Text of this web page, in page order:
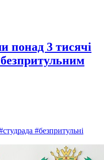
понад 3 тисячі
#безпритульні